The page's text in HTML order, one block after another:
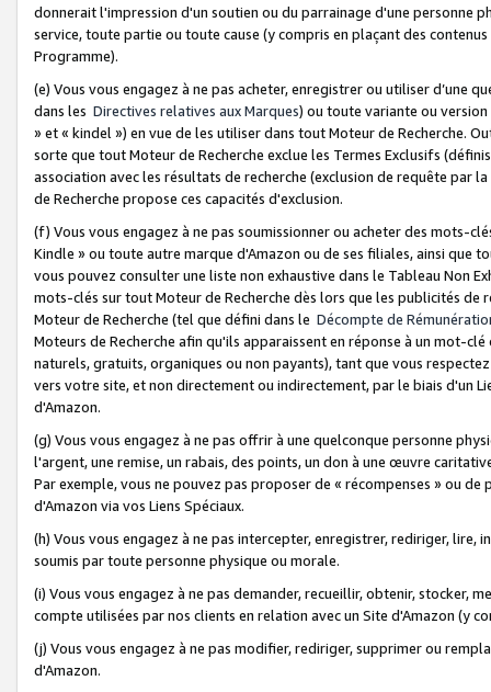
donnerait l'impression d'un soutien ou du parrainage d'une personne
service, toute partie ou toute cause (y compris en plaçant des
Programme).
(e) Vous vous engagez à ne pas acheter, enregistrer ou utiliser d’une
dans les Directives relatives aux Marques) ou toute variante ou
» et « kindel ») en vue de les utiliser dans tout Moteur de Recherche.
sorte que tout Moteur de Recherche exclue les Termes Exclusifs
association avec les résultats de recherche (exclusion de requête
de Recherche propose ces capacités d'exclusion.
(f) Vous vous engagez à ne pas soumissionner ou acheter des mots-
Kindle » ou toute autre marque d'Amazon ou de ses filiales, ainsi que
vous pouvez consulter une liste non exhaustive dans le Tableau Non
mots-clés sur tout Moteur de Recherche dès lors que les publicités de
Moteur de Recherche (tel que défini dans le Décompte de
Moteurs de Recherche afin qu'ils apparaissent en réponse à un mot-
naturels, gratuits, organiques ou non payants), tant que vous
vers votre site, et non directement ou indirectement, par le biais d'un
d'Amazon.
(g) Vous vous engagez à ne pas offrir à une quelconque personne
l'argent, une remise, un rabais, des points, un don à une œuvre
Par exemple, vous ne pouvez pas proposer de « récompenses » ou
d'Amazon via vos Liens Spéciaux.
(h) Vous vous engagez à ne pas intercepter, enregistrer, rediriger,
soumis par toute personne physique ou morale.
(i) Vous vous engagez à ne pas demander, recueillir, obtenir, stocker,
compte utilisées par nos clients en relation avec un Site d'Amazon (y
(j) Vous vous engagez à ne pas modifier, rediriger, supprimer ou
d'Amazon.